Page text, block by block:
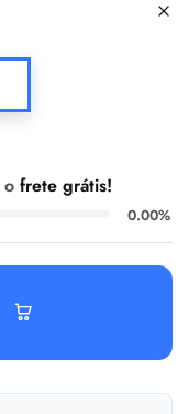
o frete grátis!
0.00%